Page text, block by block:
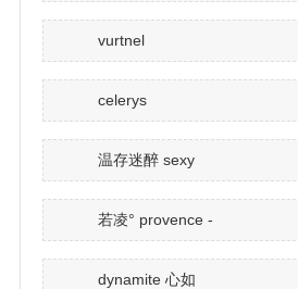
vurtnel
celerys
温存迷醉 sexy
若凌° provence -
dynamite 心如